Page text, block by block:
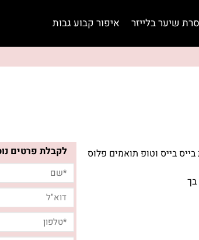
שיער בלייזר איפור קבוע גבות
בייס בייס וטופ תואמים פלוס
לקבלת פרטים